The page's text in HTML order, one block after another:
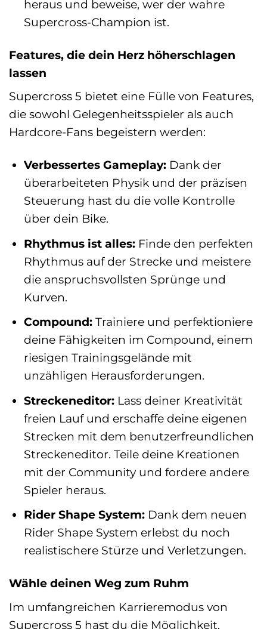
heraus und beweise, wer der wahre
Supercross-Champion ist.
Features, die dein Herz höherschlagen
lassen
Supercross 5 bietet eine Fülle von Features,
die sowohl Gelegenheitsspieler als auch
Hardcore-Fans begeistern werden:
Verbessertes Gameplay:Dank der
überarbeiteten Physik und der präzisen
Steuerung hast du die volle Kontrolle
über dein Bike.
Rhythmus ist alles:Finde den perfekten
Rhythmus auf der Strecke und meistere
die anspruchsvollsten Sprünge und
Kurven.
Compound:Trainiere und perfektioniere
deine Fähigkeiten im Compound, einem
riesigen Trainingsgelände mit
unzähligen Herausforderungen.
Streckeneditor:Lass deiner Kreativität
freien Lauf und erschaffe deine eigenen
Strecken mit dem benutzerfreundlichen
Streckeneditor. Teile deine Kreationen
mit der Community und fordere andere
Spieler heraus.
Rider Shape System:Dank dem neuen
Rider Shape System erlebst du noch
realistischere Stürze und Verletzungen.
Wähle deinen Weg zum Ruhm
Im umfangreichen Karrieremodus von
Supercross 5 hast du die Möglichkeit,